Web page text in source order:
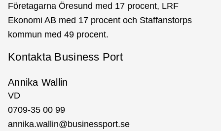
Företagarna Öresund med 17 procent, LRF
Ekonomi AB med 17 procent och Staffanstorps
kommun med 49 procent.
Kontakta Business Port
Annika Wallin
VD
0709-35 00 99
annika.wallin@businessport.se